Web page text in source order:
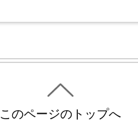
このページのトップへ